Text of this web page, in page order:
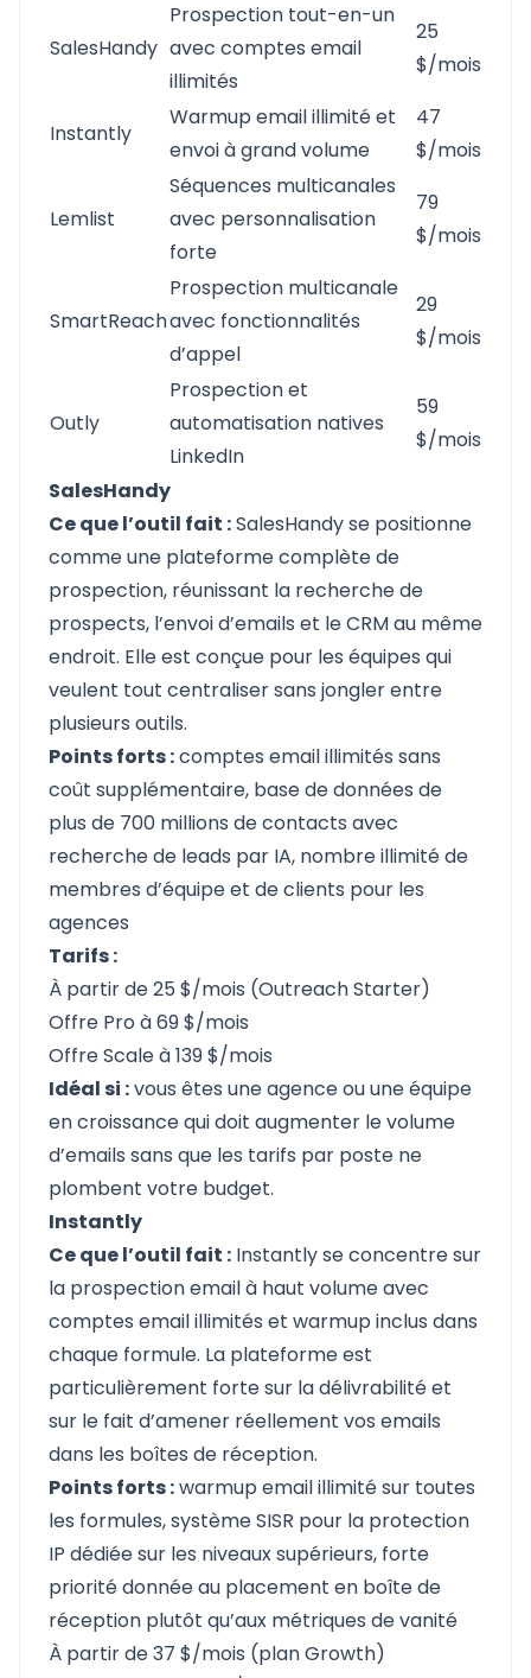
SalesHandy
Prospection tout-en-un
avec comptes email
illimités
25
$/mois
Instantly
Warmup email illimité et
envoi à grand volume
47
$/mois
Lemlist
Séquences multicanales
avec personnalisation
forte
79
$/mois
SmartReach
Prospection multicanale
avec fonctionnalités
d’appel
29
$/mois
Outly
Prospection et
automatisation natives
LinkedIn
59
$/mois
SalesHandy
Ce que l’outil fait :SalesHandyse positionne
comme une plateforme complète de
prospection, réunissant la recherche de
prospects, l’envoi d’emails et le CRM au même
endroit. Elle est conçue pour les équipes qui
veulent tout centraliser sans jongler entre
plusieurs outils.
Points forts :comptes email illimités sans
coût supplémentaire, base de données de
plus de 700 millions de contacts avec
recherche de leads par IA, nombre illimité de
membres d’équipe et de clients pour les
agences
Tarifs :
À partir de 25 $/mois (Outreach Starter)
Offre Pro à 69 $/mois
Offre Scale à 139 $/mois
Idéal si :vous êtes une agence ou une équipe
en croissance qui doit augmenter le volume
d’emails sans que les tarifs par poste ne
plombent votre budget.
Instantly
Ce que l’outil fait : Instantlyse concentre sur
la prospection email à haut volume avec
comptes email illimités et warmup inclus dans
chaque formule. La plateforme est
particulièrement forte sur la délivrabilité et
sur le fait d’amener réellement vos emails
dans les boîtes de réception.
Points forts :warmup email illimité sur toutes
les formules, système SISR pour la protection
IP dédiée sur les niveaux supérieurs, forte
priorité donnée au placement en boîte de
réception plutôt qu’aux métriques de vanité
À partir de 37 $/mois (plan Growth)